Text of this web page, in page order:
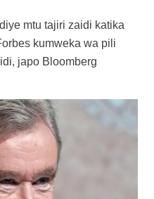
mtu tajiri zaidi katika
kumweka wa pili
japo Bloomberg